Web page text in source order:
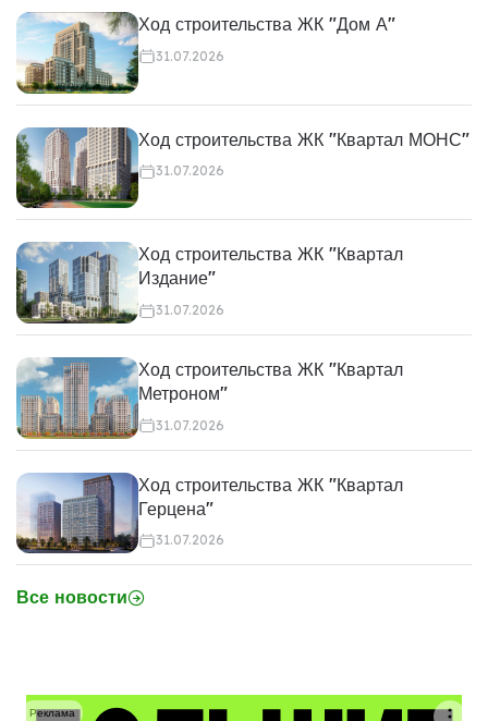
Ход строительства ЖК "Дом А"
31.07.2026
Ход строительства ЖК "Квартал МОНС"
31.07.2026
Ход строительства ЖК "Квартал
Издание"
31.07.2026
Ход строительства ЖК "Квартал
Метроном"
31.07.2026
Ход строительства ЖК "Квартал
Герцена"
31.07.2026
Все новости
Реклама